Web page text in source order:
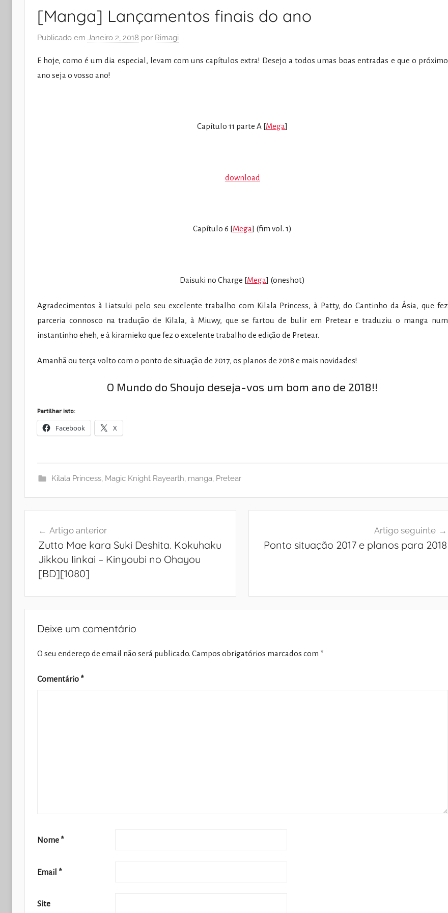
[Manga] Lançamentos finais do ano
Publicado em Janeiro 2, 2018 por Rimagi
E hoje, como é um dia especial, levam com uns capítulos extra! Desejo a todos umas boas entradas e que o próximo
ano seja o vosso ano!
Capítulo 11 parte A [Mega]
download
Capítulo 6 [Mega] (fim vol. 1)
Daisuki no Charge [Mega] (oneshot)
Agradecimentos à Liatsuki pelo seu excelente trabalho com Kilala Princess, à Patty, do Cantinho da Ásia, que fez
parceria connosco na tradução de Kilala, à Miuwy, que se fartou de bulir em Pretear e traduziu o manga num
instantinho eheh, e à kiramieko que fez o excelente trabalho de edição de Pretear.
Amanhã ou terça volto com o ponto de situação de 2017, os planos de 2018 e mais novidades!
O Mundo do Shoujo deseja-vos um bom ano de 2018!!
Partilhar isto:
Facebook X
Kilala Princess, Magic Knight Rayearth, manga, Pretear
artigos
Artigo anterior
Zutto Mae kara Suki Deshita. Kokuhaku
Jikkou Iinkai – Kinyoubi no Ohayou
[BD][1080]
Artigo seguinte
Ponto situação 2017 e planos para 2018
Deixe um comentário
O seu endereço de email não será publicado. Campos obrigatórios marcados com *
Comentário *
Nome *
Email *
Site